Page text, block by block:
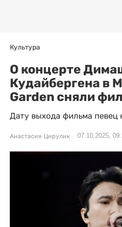
Культура
О концерте
Кудайбергена в
Garden сняли
Дату выхода фильма певец
Анастасия Цирулик 07.10.2025,